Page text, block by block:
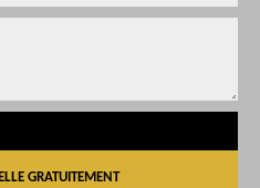
GRATUITEMENT